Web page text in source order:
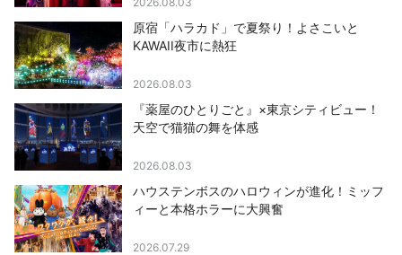
原宿「ハラカド」で夏祭り！よさこいと
KAWAII夜市に熱狂
2026.08.03
『薬屋のひとりごと』×東京シティビュー！
天空で猫猫の舞を体感
2026.08.03
ハウステンボスのハロウィンが進化！ミッフ
ィーと本格ホラーに大興奮
2026.07.29